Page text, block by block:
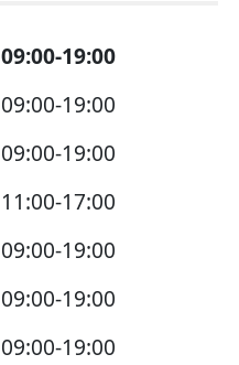
09:00-19:00
09:00-19:00
09:00-19:00
11:00-17:00
09:00-19:00
09:00-19:00
09:00-19:00